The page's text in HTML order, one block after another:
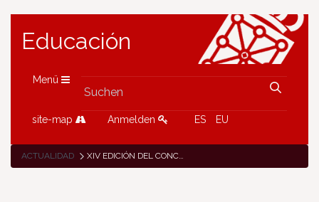
Educación
Menü
site-map Anmelden ES EU
ACTUALIDAD XIV EDICIÓN DEL CONCURSO SPELLING BEE NAVARRA (2025)-CAMBIO DE SEDE